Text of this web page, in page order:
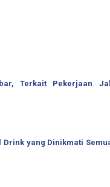
Terkait Pekerjaan
yang Dinikmati